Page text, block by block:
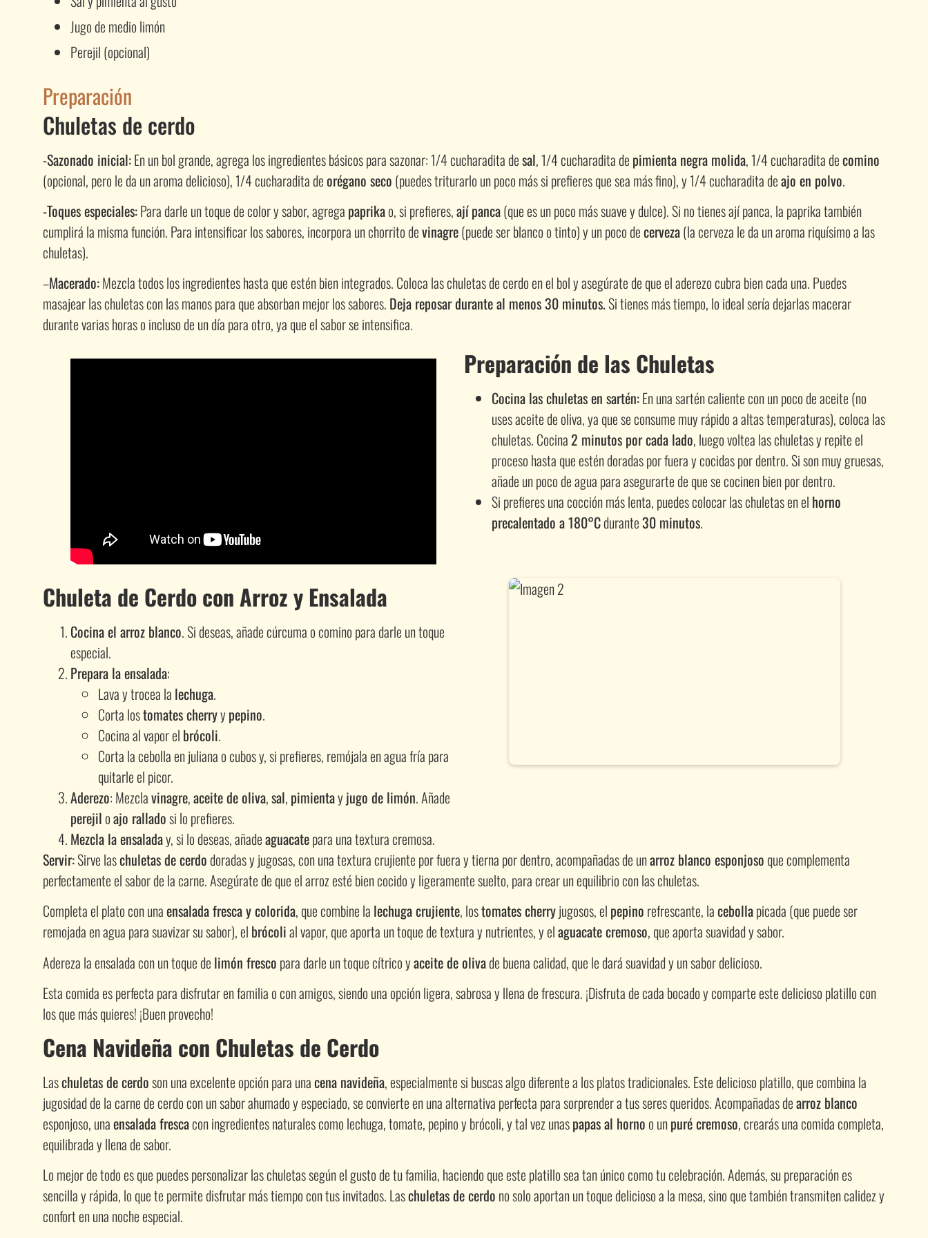
Jugo de medio limón
Perejil (opcional)
Preparación
Chuletas de cerdo
-Sazonado inicial:En un bol grande, agrega los ingredientes básicos para sazonar: 1/4 cucharadita desal, 1/4 cucharadita de pimienta negra molida, 1/4 cucharadita decomino
(opcional, pero le da un aroma delicioso), 1/4 cucharadita deorégano seco (puedes triturarlo un poco más si prefieres que sea más fino), y 1/4 cucharadita deajo en polvo.
-Toques especiales:Para darle un toque de color y sabor, agrega paprikao, si prefieres,ají panca(que es un poco más suave y dulce). Si no tienes ají panca, la paprika también
cumplirá la misma función. Para intensificar los sabores, incorpora un chorrito devinagre(puede ser blanco o tinto) y un poco decerveza(la cerveza le da un aroma riquísimo a las
chuletas).
–Macerado:Mezcla todos los ingredientes hasta que estén bien integrados. Coloca las chuletas de cerdo en el bol y asegúrate de que el aderezo cubra bien cada una. Puedes
masajear las chuletas con las manos para que absorban mejor los sabores. Deja reposar durante al menos 30 minutos.Si tienes más tiempo, lo ideal sería dejarlas macerar
durante varias horas o incluso de un día para otro, ya que el sabor se intensifica.
Preparación de las Chuletas
Cocina las chuletas en sartén:En una sartén caliente con un poco de aceite (no
uses aceite de oliva, ya que se consume muy rápido a altas temperaturas), coloca las
chuletas. Cocina2 minutos por cada lado, luego voltea las chuletas y repite el
proceso hasta que estén doradas por fuera y cocidas por dentro. Si son muy gruesas,
añade un poco de agua para asegurarte de que se cocinen bien por dentro.
Si prefieres una cocción más lenta, puedes colocar las chuletas en el horno
precalentado a 180°Cdurante30 minutos.
Chuleta de Cerdo con Arroz y Ensalada
Cocina el arroz blanco. Si deseas, añade cúrcuma o comino para darle un toque
especial.
Prepara la ensalada:
Lava y trocea la lechuga.
Corta lostomates cherryy pepino.
Cocina al vapor el brócoli.
Corta la cebolla en juliana o cubos y, si prefieres, remójala en agua fría para
quitarle el picor.
Aderezo: Mezclavinagre,aceite de oliva,sal, pimientay jugo de limón. Añade
perejil oajo ralladosi lo prefieres.
Mezcla la ensaladay, si lo deseas, añadeaguacatepara una textura cremosa.
Servir:Sirve laschuletas de cerdo doradas y jugosas, con una textura crujiente por fuera y tierna por dentro, acompañadas de unarroz blanco esponjoso que complementa
perfectamente el sabor de la carne. Asegúrate de que el arroz esté bien cocido y ligeramente suelto, para crear un equilibrio con las chuletas.
Completa el plato con unaensalada fresca y colorida, que combine la lechuga crujiente, lostomates cherryjugosos, el pepino refrescante, lacebollapicada (que puede ser
remojada en agua para suavizar su sabor), el brócolial vapor, que aporta un toque de textura y nutrientes, y elaguacate cremoso, que aporta suavidad y sabor.
Adereza la ensalada con un toque de limón fresco para darle un toque cítrico yaceite de olivade buena calidad, que le dará suavidad y un sabor delicioso.
Esta comida es perfecta para disfrutar en familia o con amigos, siendo una opción ligera, sabrosa y llena de frescura. ¡Disfruta de cada bocado y comparte este delicioso platillo con
los que más quieres! ¡Buen provecho!
Cena Navideña con Chuletas de Cerdo
Laschuletas de cerdoson una excelente opción para unacena navideña, especialmente si buscas algo diferente a los platos tradicionales. Este delicioso platillo, que combina la
jugosidad de la carne de cerdo con un sabor ahumado y especiado, se convierte en una alternativa perfecta para sorprender a tus seres queridos. Acompañadas dearroz blanco
esponjoso, unaensalada frescacon ingredientes naturales como lechuga, tomate, pepino y brócoli, y tal vez unaspapas al horno o unpuré cremoso, crearás una comida completa,
equilibrada y llena de sabor.
Lo mejor de todo es que puedes personalizar las chuletas según el gusto de tu familia, haciendo que este platillo sea tan único como tu celebración. Además, su preparación es
sencilla y rápida, lo que te permite disfrutar más tiempo con tus invitados. Laschuletas de cerdo no solo aportan un toque delicioso a la mesa, sino que también transmiten calidez y
confort en una noche especial.